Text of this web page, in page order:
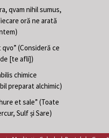
qvam nihil sumus,
oră ne arată
(Consideră ce
[te afli])
chimice
preparat alchimic)
et sale” (Toate
Sulf și Sare)